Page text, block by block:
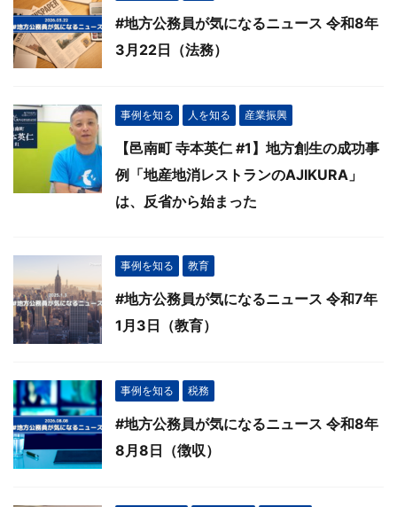
#地方公務員が気になるニュース 令和8年
3月22日（法務）
事例を知る 人を知る 産業振興
【邑南町 寺本英仁 #1】地方創生の成功事
例「地産地消レストランのAJIKURA」
は、反省から始まった
事例を知る 教育
#地方公務員が気になるニュース 令和7年
1月3日（教育）
事例を知る 税務
#地方公務員が気になるニュース 令和8年
8月8日（徴収）